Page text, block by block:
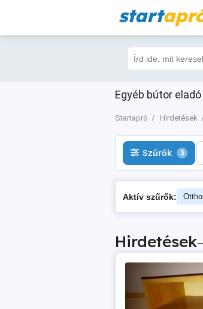
start
Egyéb bútor
Startapró Hirdetések
Szűrők 3
Szűrők 3
Aktív szűrők:
Hirdetések–